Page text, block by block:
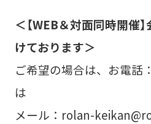
＜【WEB＆対面同時開催
けております＞
ご希望の場合は、お電
は
メール：rolan-